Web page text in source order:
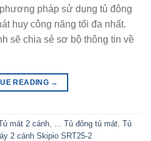
pháp sử dụng tủ đông
huy công năng tối đa nhất.
sẽ chia sẻ sơ bộ thông tin về
READING →
mát 2 cánh ... Tủ đông tủ mát Tủ
2 cánh Skipio SRT25-2